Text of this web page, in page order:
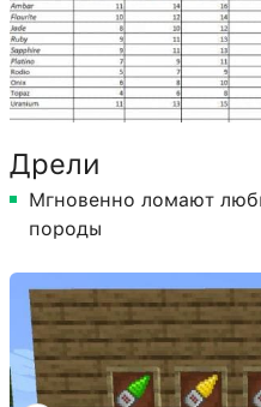
Дрели
Мгновенно ломают
породы